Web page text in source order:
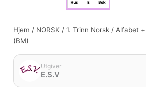
Hjem / NORSK /1. Trinn Norsk / Alfabet
(BM)
Utgiver
E.S.V